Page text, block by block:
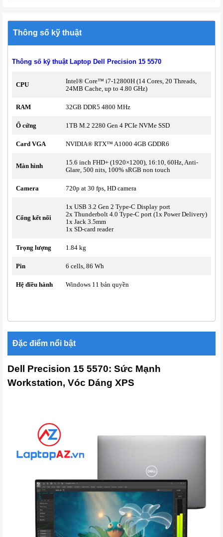
Thông số kỹ thuật
Thông số kỹ thuật Laptop Dell Precision 15 5570
CPU
Intel® Core™ i7-12800H (14 Cores, 20 Threads,
24MB Cache, up to 4.80 GHz)
RAM 32GB DDR5 4800 MHz
Ổ cứng 1TB M.2 2280 Gen 4 PCIe NVMe SSD
Card VGA NVIDIA® RTX™ A1000 4GB GDDR6
Màn hình 15.6 inch FHD+ (1920×1200), 16:10, 60Hz, Anti-
Glare, 500 nits, 100% sRGB non touch
Camera 720p at 30 fps, HD camera
Cổng kết nối
1x USB 3.2 Gen 2 Type-C Display port
2x Thunderbolt 4.0 Type-C port (1x Power Delivery)
1x Jack 3.5mm
1x SD-card reader
Trọng lượng 1.84 kg
Pin 6 cells, 86 Wh
Hệ điều hành Windows 11 bản quyền
Đặc điểm nổi bật
Dell Precision 15 5570: Sức Mạnh
Workstation, Vóc Dáng XPS